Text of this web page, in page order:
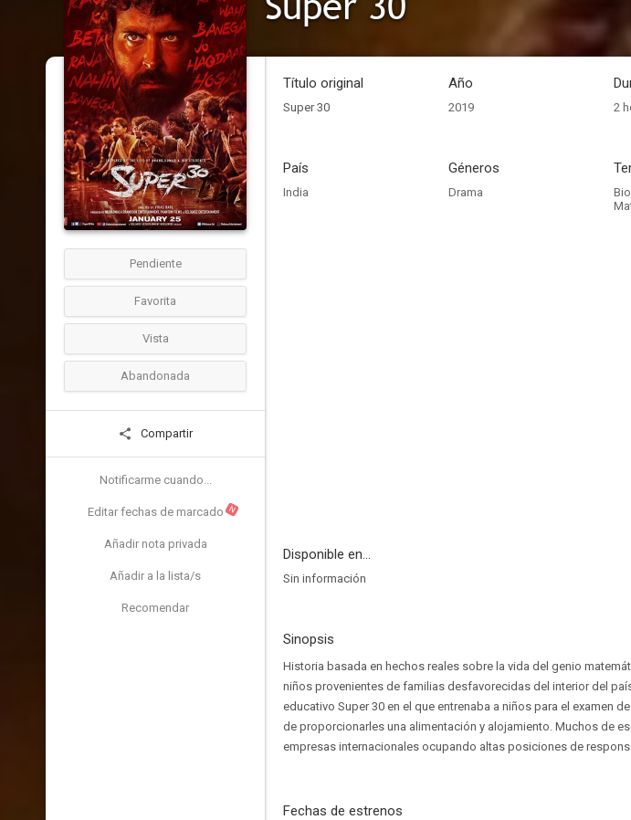
Pendiente
Favorita
Vista
Abandonada
Compartir
Notificarme cuando...
Editar fechas de marcado N
Añadir nota privada
Añadir a la lista/s
Recomendar
Título original
Super 30
Año
2019 2
País
India
Géneros
Drama
Disponible en...
Sin información
Sinopsis
Historia basada en hechos reales sobre la vida del genio
niños provenientes de familias desfavorecidas del interior del
educativo Super 30 en el que entrenaba a niños para el examen
de proporcionarles una alimentación y alojamiento. Muchos de
empresas internacionales ocupando altas posiciones de
Fechas de estrenos